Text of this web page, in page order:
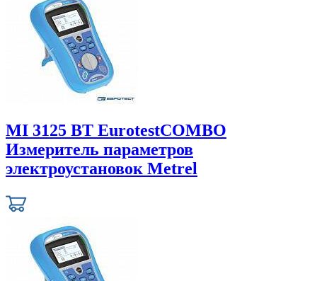
MI 3125 BT EurotestCOMBO
Измеритель параметров
электроустановок Metrel